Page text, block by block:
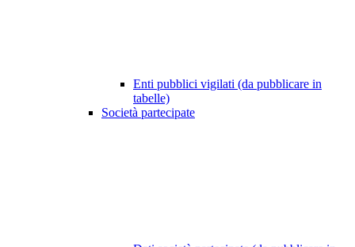
Enti pubblici vigilati (da pubblicare in
tabelle)
Società partecipate